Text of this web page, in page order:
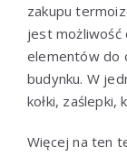
zakupu
jest możliwość
elementów do
budynku. W
kołki,
Więcej na ten